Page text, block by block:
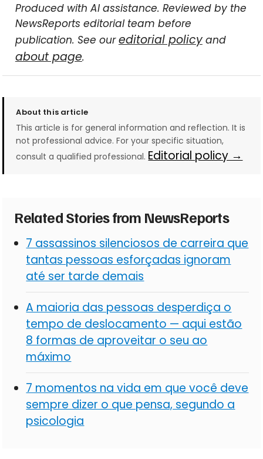
Produced with AI assistance. Reviewed by the
NewsReports editorial team before
publication. See oureditorial policyand
about page.
About this article
This article is for general information and reflection. It is
not professional advice. For your specific situation,
consult a qualified professional. Editorial policy →
Related Stories from NewsReports
7 assassinos silenciosos de carreira que
tantas pessoas esforçadas ignoram
até ser tarde demais
A maioria das pessoas desperdiça o
tempo de deslocamento — aqui estão
8 formas de aproveitar o seu ao
máximo
7 momentos na vida em que você deve
sempre dizer o que pensa, segundo a
psicologia